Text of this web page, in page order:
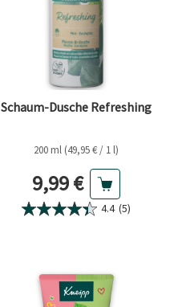
Schaum-Dusche Refreshing
200 ml (49,95 € / 1 l)
Aktueller Preis
9,99 €
4.4 (5)